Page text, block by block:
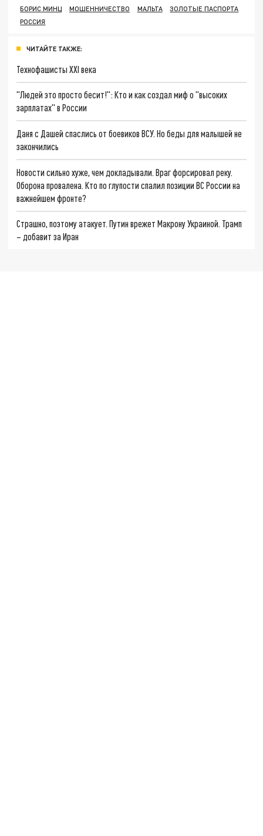
БОРИС МИНЦ
МОШЕННИЧЕСТВО МАЛЬТА
ЗОЛОТЫЕ ПАСПОРТА
РОССИЯ
ЧИТАЙТЕ ТАКЖЕ:
Технофашисты XXI века
"Людей это просто бесит!": Кто и как создал миф о "высоких
зарплатах" в России
Даня с Дашей спаслись от боевиков ВСУ. Но беды для малышей не
закончились
Новости сильно хуже, чем докладывали. Враг форсировал реку.
Оборона провалена. Кто по глупости спалил позиции ВС России на
важнейшем фронте?
Страшно, поэтому атакует. Путин врежет Макрону Украиной. Трамп
– добавит за Иран